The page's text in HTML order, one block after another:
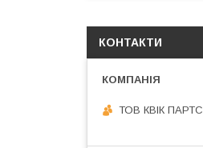
КОНТАКТИ
ТОВ КВІК ПАРТС